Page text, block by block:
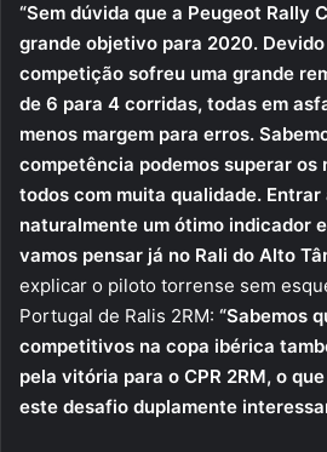
“Sem dúvida que a Peugeot Rally
grande objetivo para 2020.
competição sofreu uma grande
de 6 para 4 corridas, todas em
menos margem para erros.
competência podemos superar os
todos com muita qualidade. Entrar
naturalmente um ótimo indicador
vamos pensar já no Rali do Alto
explicar o piloto torrense sem
Portugal de Ralis 2RM: “Sabemos
competitivos na copa ibérica
pela vitória para o CPR 2RM, o
este desafio duplamente